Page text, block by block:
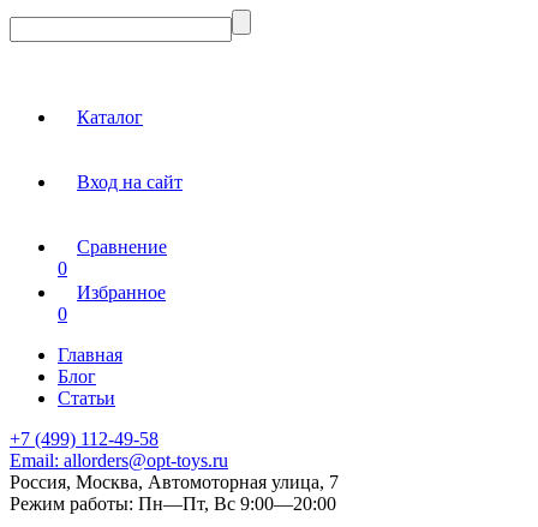
Каталог
Вход на сайт
Сравнение
0
Избранное
0
Главная
Блог
Статьи
+7 (499) 112-49-58
Email: allorders@opt-toys.ru
Россия, Москва, Автомоторная улица, 7
Режим работы: Пн—Пт, Вс 9:00—20:00